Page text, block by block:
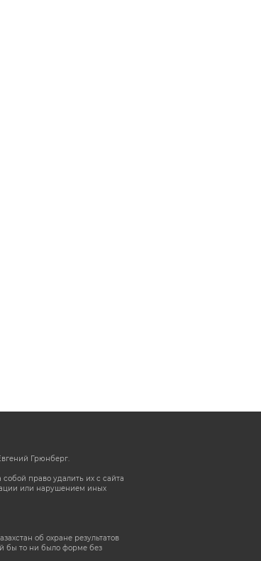
Грюнберг.
право удалить их с сайта
или нарушением иных
об охране результатов
бы то ни было форме без